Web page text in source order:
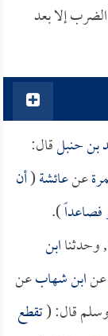
إلا بعد
بن حنبلقال:
عنعائشة(أن
فصاعداً).
وحدثناابن
عنابن شهابعن
قال: (تقطع